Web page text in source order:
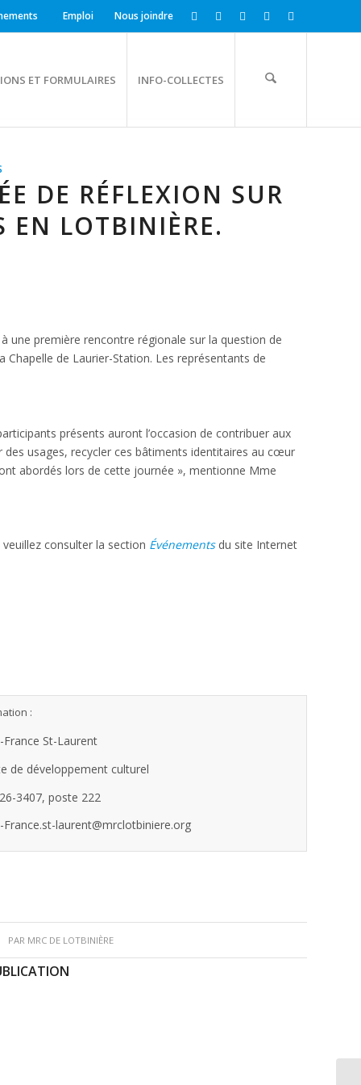
Emploi Nous joindre
ET FORMULAIRES INFO-COLLECTES
DE RÉFLEXION SUR
EN LOTBINIÈRE.
une première rencontre régionale sur la question de
Chapelle de Laurier-Station. Les représentants de
présents auront l’occasion de contribuer aux
usages, recycler ces bâtiments identitaires au cœur
abordés lors de cette journée », mentionne Mme
consulter la section Événementsdu site Internet
:
St-Laurent
de développement culturel
3407, poste 222
France.st-laurent@mrclotbiniere.org
PAR MRC DE LOTBINIÈRE